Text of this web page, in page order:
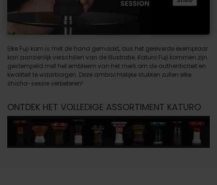
Elke Fuji kom is met de hand gemaakt, dus het geleverde exemplaar
kan aanzienlijk verschillen van de illustratie. Katuro Fuji kommen zijn
gestempeld met het embleem van het merk om de authenticiteit en
kwaliteit te waarborgen. Deze ambachtelijke stukken zullen elke
shisha-sessie verbeteren!
ONTDEK HET VOLLEDIGE ASSORTIMENT KATURO